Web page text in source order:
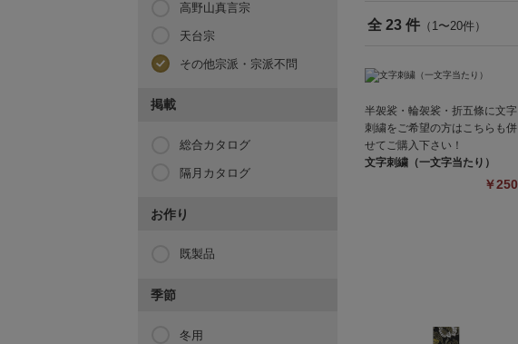
全 23 件 （1〜20件）
半袈裟・輪袈裟・折五條に文字
刺繍をご希望の方はこちらも併
せてご購入下さい！
文字刺繍（一文字当たり）
￥250
高野山真言宗
天台宗
その他宗派・宗派不問
掲載
総合カタログ
隔月カタログ
お作り
既製品
季節
冬用